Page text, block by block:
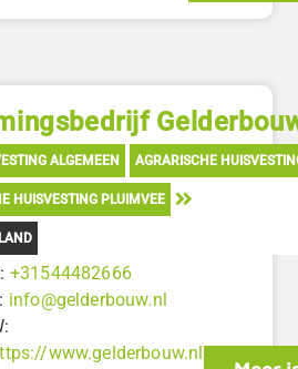
ALGEMEEN AGRARISCHE
HUISVESTING PLUIMVEE
+31544482666
info@gelderbouw.nl
www.gelderbouw.nl